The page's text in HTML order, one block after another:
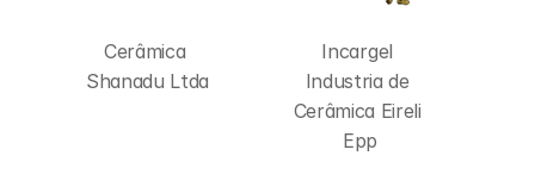
Cerâmica
Shanadu Ltda
Incargel
Industria de
Cerâmica Eireli
Epp